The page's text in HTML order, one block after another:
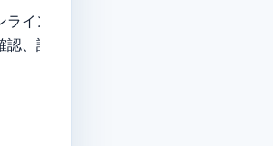
ライン診療の登録、予約、本
認、診療・配送手続の実施